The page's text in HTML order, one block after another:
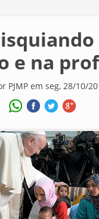
e na
PJMP em seg, 28/10/